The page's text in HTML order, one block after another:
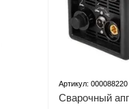
Артикул: 000088220